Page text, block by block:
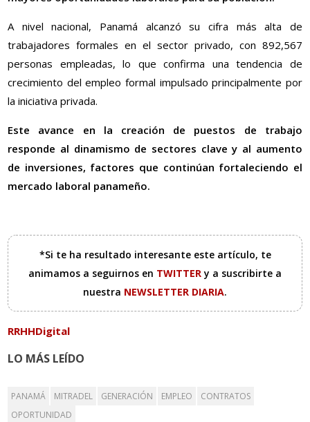
A nivel nacional, Panamá alcanzó su cifra más alta de
trabajadores formales en el sector privado, con 892,567
personas empleadas, lo que confirma una tendencia de
crecimiento del empleo formal impulsado principalmente por
la iniciativa privada.
Este avance en la creación de puestos de trabajo
responde al dinamismo de sectores clave y al aumento
de inversiones, factores que continúan fortaleciendo el
mercado laboral panameño.
*Si te ha resultado interesante este artículo, te
animamos a seguirnos en TWITTERy a suscribirte a
nuestra NEWSLETTER DIARIA.
RRHHDigital
LO MÁS LEÍDO
PANAMÁ MITRADEL GENERACIÓN EMPLEO
CONTRATOS
OPORTUNIDAD